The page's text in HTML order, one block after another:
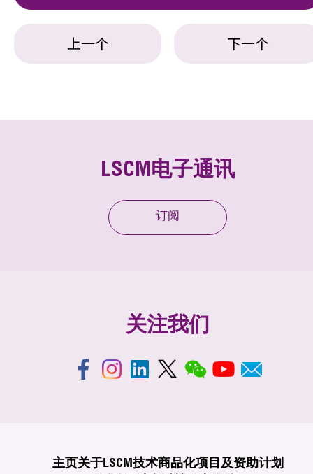
上一个 下一个
LSCM电子通讯
订阅
关注我们
主页关于LSCM技术商品化项目及资助计划